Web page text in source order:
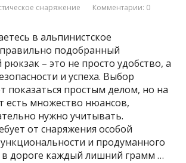
снаряжение Комментарии: 0
в альпинистское
подобранный
рюкзак – это не просто удобство, а
и успеха. Выбор
показаться простым делом, но на
есть множество нюансов,
нужно учитывать.
от снаряжения особой
и продуманного
в дороге каждый лишний грамм …